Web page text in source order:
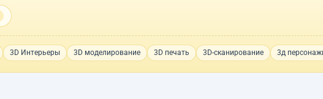
3D Интерьеры 3D моделирование 3D печать 3D-сканирование 3д